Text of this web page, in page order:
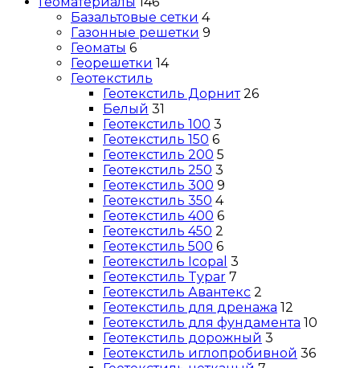
Базальтовые сетки 4
Газонные решетки 9
Геоматы 6
Георешетки 14
Геотекстиль
Геотекстиль Дорнит 26
Белый 31
Геотекстиль 100 3
Геотекстиль 150 6
Геотекстиль 200 5
Геотекстиль 250 3
Геотекстиль 300 9
Геотекстиль 350 4
Геотекстиль 400 6
Геотекстиль 450 2
Геотекстиль 500 6
Геотекстиль Icopal 3
Геотекстиль Typar 7
Геотекстиль Авантекс 2
Геотекстиль для дренажа 12
Геотекстиль для фундамента 10
Геотекстиль дорожный 3
Геотекстиль иглопробивной 36